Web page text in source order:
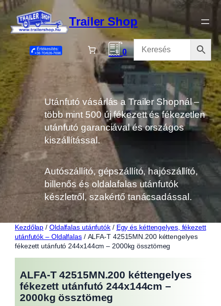
Ugrás
tartalomhoz
Trailer Shop
0
Utánfutó vásárlás a Trailer Shopnál –
több mint 500 új fékezett és fékezetlen
utánfutó garanciával és országos
kiszállítással.
Autószállító, gépszállító, hajószállító,
billenős és oldalafalas utánfutók
készletről, szakértő tanácsadással.
Kezdőlap / Oldalfalas utánfutók/ Egy és kéttengelyes, fékezett
utánfutók – Oldalfalas/ ALFA-T 42515MN.200 kéttengelyes
fékezett utánfutó 244x144cm – 2000kg össztömeg
ALFA-T 42515MN.200 kéttengelyes
fékezett utánfutó 244x144cm –
2000kg össztömeg